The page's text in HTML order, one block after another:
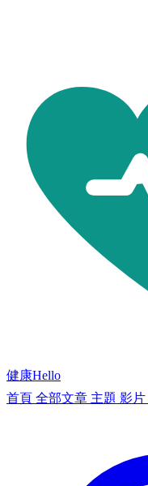
健康Hello
首頁 全部文章 主題 影片